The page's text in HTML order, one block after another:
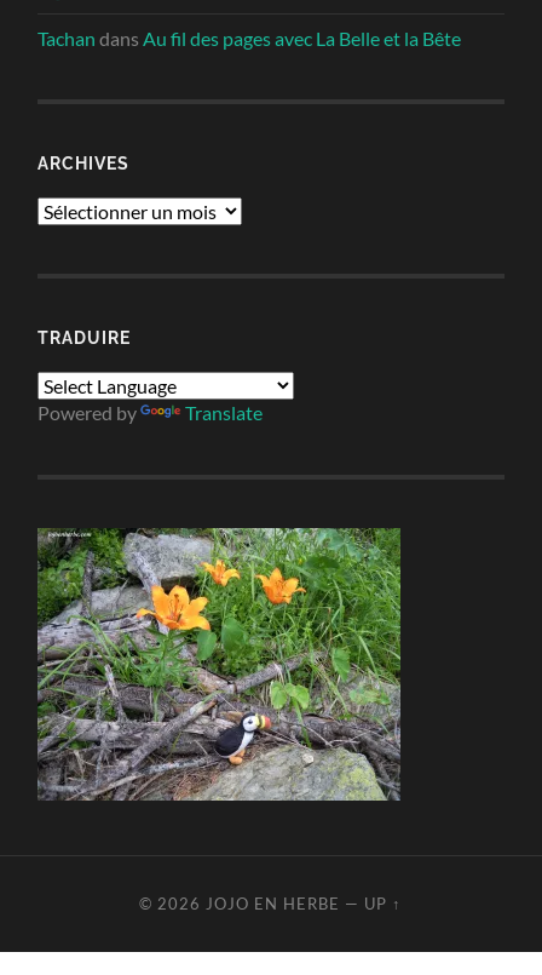
Tachan dansAu fil des pages avec La Belle et la Bête
ARCHIVES
Archives
TRADUIRE
Powered by Translate
© 2026JOJO EN HERBE — UP ↑